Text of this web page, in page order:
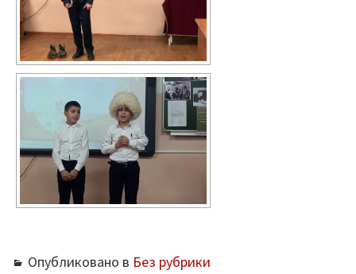
Опубликовано в Без рубрики